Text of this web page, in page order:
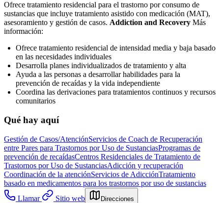
Ofrece tratamiento residencial para el trastorno por consumo de
sustancias que incluye tratamiento asistido con medicación (MAT),
asesoramiento y gestión de casos. Addiction and Recovery Más
información:
Ofrece tratamiento residencial de intensidad media y baja basado
en las necesidades individuales
Desarrolla planes individualizados de tratamiento y alta
Ayuda a las personas a desarrollar habilidades para la
prevención de recaídas y la vida independiente
Coordina las derivaciones para tratamientos continuos y recursos
comunitarios
Qué hay aquí
Gestión de Casos/AtenciónServicios de Coach de Recuperación
entre Pares para Trastornos por Uso de SustanciasProgramas de
prevención de recaídasCentros Residenciales de Tratamiento de
Trastornos por Uso de SustanciasAdicción y recuperación
Coordinación de la atenciónServicios de AdicciónTratamiento
basado en medicamentos para los trastornos por uso de sustancias
Llamar
Sitio web Direcciones